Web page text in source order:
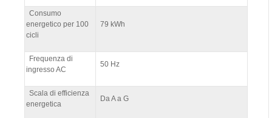
Consumo
energetico per 100
cicli
79 kWh
Frequenza di
ingresso AC
50 Hz
Scala di efficienza
energetica
Da A a G